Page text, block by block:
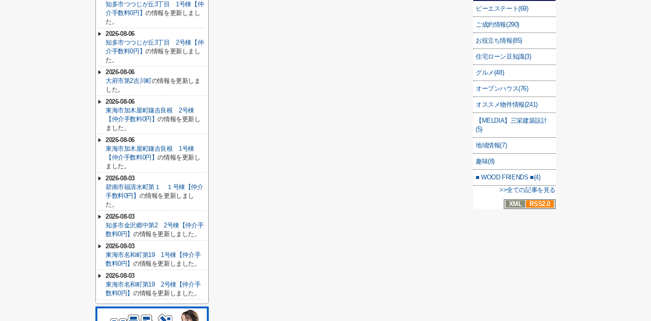
ビーエステート(69)
ご成約情報(290)
お役立ち情報(85)
住宅ローン豆知識(3)
グルメ(48)
オープンハウス(76)
オススメ物件情報(241)
【MELDIA】三栄建築設計
(5)
地域情報(7)
趣味(8)
■ WOOD FRIENDS ■(4)
>>全ての記事を見る
XML
RSS2.0
知多市つつじが丘3丁目 1号棟【仲
介手数料0円】の情報を更新しまし
た。
2026-08-06
知多市つつじが丘3丁目 2号棟【仲
介手数料0円】の情報を更新しまし
た。
2026-08-06
大府市第2吉川町の情報を更新しま
した。
2026-08-06
東海市加木屋町鎌吉良根 2号棟
【仲介手数料0円】の情報を更新し
ました。
2026-08-06
東海市加木屋町鎌吉良根 1号棟
【仲介手数料0円】の情報を更新し
ました。
2026-08-03
碧南市福清水町第１ １号棟【仲介
手数料0円】 の情報を更新しまし
た。
2026-08-03
知多市金沢郷中第2 2号棟【仲介手
数料0円】の情報を更新しました。
2026-08-03
東海市名和町第19 1号棟【仲介手
数料0円】の情報を更新しました。
2026-08-03
東海市名和町第19 2号棟【仲介手
数料0円】の情報を更新しました。